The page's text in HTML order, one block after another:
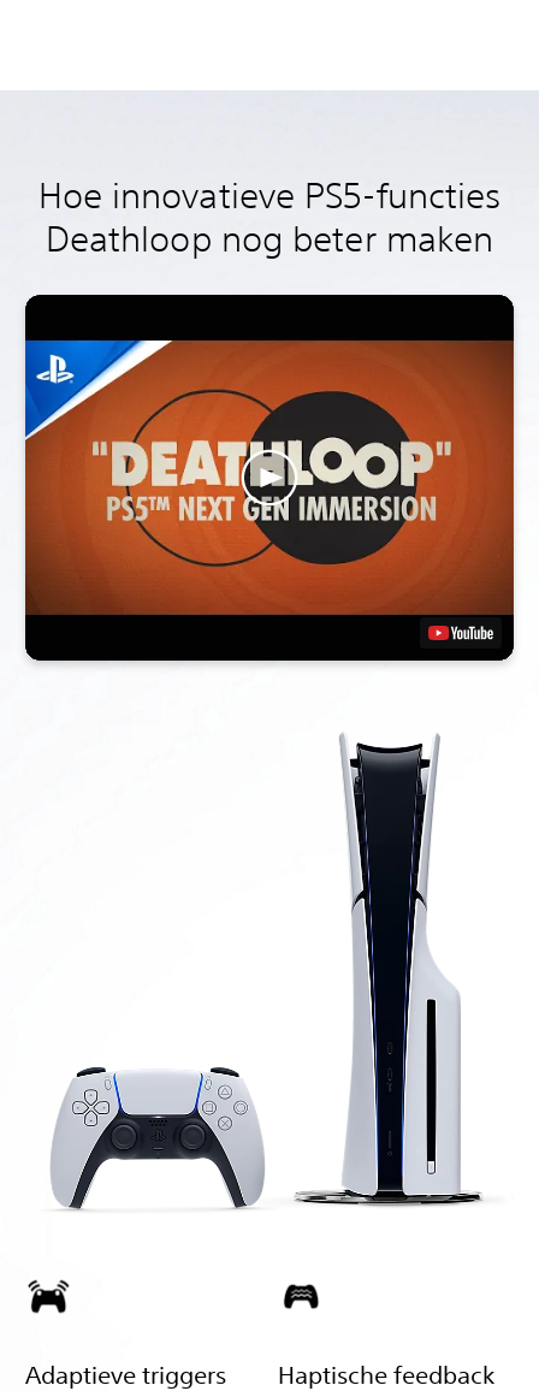
Hoe innovatieve PS5-functies
Deathloop nog beter maken
Adaptieve triggers Haptische feedback